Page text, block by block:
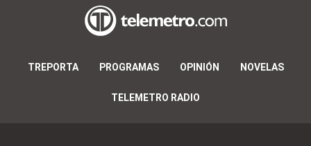
TREPORTA PROGRAMAS OPINIÓN NOVELAS
TELEMETRO RADIO